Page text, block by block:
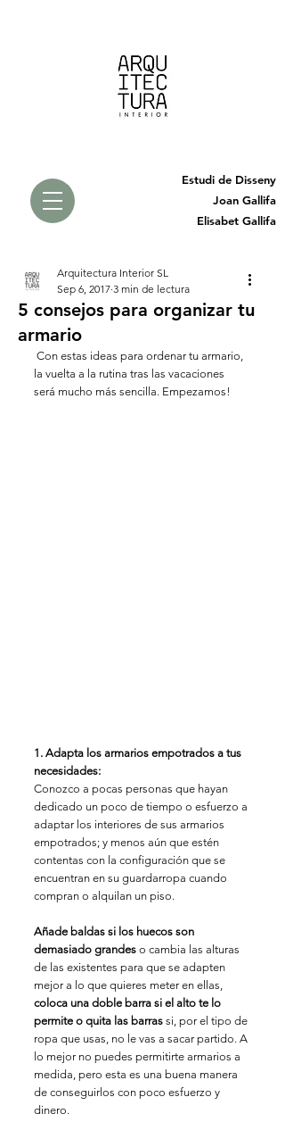
Estudi de Disseny
Joan Gallifa
Elisabet Gallifa
5 consejos para organizar tu
armario
Arquitectura Interior SL
Sep 6, 2017 3 min de lectura
la vuelta a la rutina tras las vacaciones
será mucho más sencilla. Empezamos!
1. Adapta los armarios empotrados a tus
necesidades:
Conozco a pocas personas que hayan
dedicado un poco de tiempo o esfuerzo a
adaptar los interiores de sus armarios
empotrados; y menos aún que estén
contentas con la configuración que se
encuentran en su guardarropa cuando
compran o alquilan un piso.
Añade baldas si los huecos son
demasiado grandes o cambia las alturas
de las existentes para que se adapten
mejor a lo que quieres meter en ellas,
coloca una doble barra si el alto te lo
permite o quita las barras si, por el tipo de
ropa que usas, no le vas a sacar partido. A
lo mejor no puedes permitirte armarios a
medida, pero esta es una buena manera
de conseguirlos con poco esfuerzo y
dinero.